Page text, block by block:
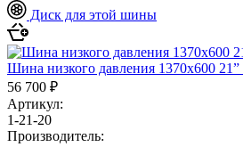
Диск для этой шины
Шина низкого давления 1370х600
56 700 ₽
Артикул:
1-21-20
Производитель: